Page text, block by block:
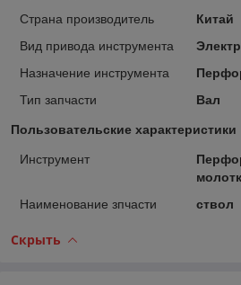
Страна производитель
Китай
Вид привода инструмента
Назначение инструмента
Тип запчасти
Вал
Пользовательские характеристики
Инструмент
Наименование зпчасти
ствол
Скрыть